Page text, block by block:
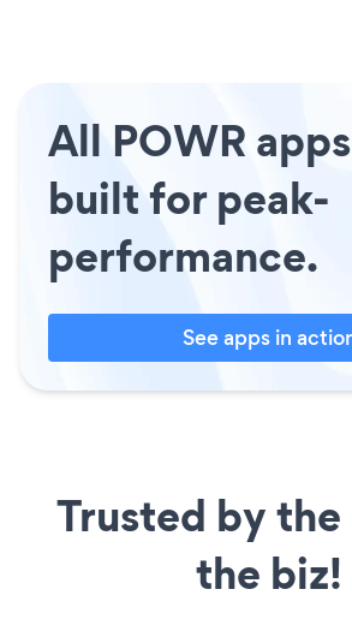
All POWR
built for peak-
performance.
See apps in
Trusted by
the biz!